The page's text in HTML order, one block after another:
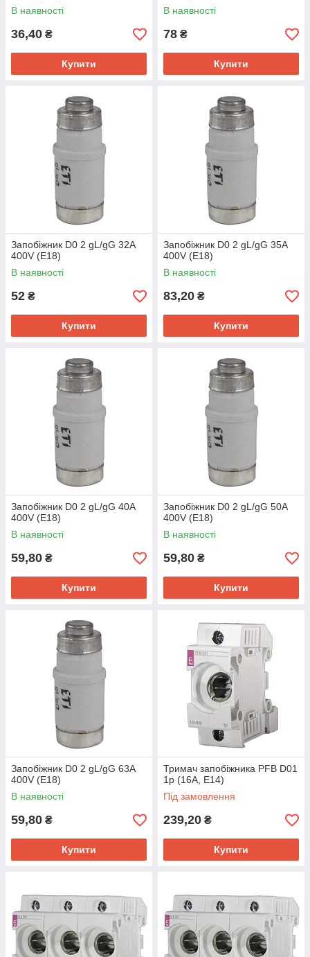
В наявності
36,40 ₴
Купити
В наявності
78 ₴
Купити
Запобіжник D0 2 gL/gG 32A
400V (E18)
В наявності
52 ₴
Купити
Запобіжник D0 2 gL/gG 35A
400V (E18)
В наявності
83,20 ₴
Купити
Запобіжник D0 2 gL/gG 40A
400V (E18)
В наявності
59,80 ₴
Купити
Запобіжник D0 2 gL/gG 50A
400V (E18)
В наявності
59,80 ₴
Купити
Запобіжник D0 2 gL/gG 63A
400V (E18)
В наявності
59,80 ₴
Купити
Тримач запобіжника PFB D01
1p (16А, E14)
Під замовлення
239,20 ₴
Купити